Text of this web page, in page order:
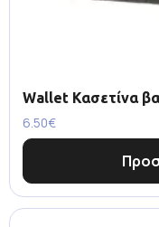
Wallet Κασετίνα
6.50€